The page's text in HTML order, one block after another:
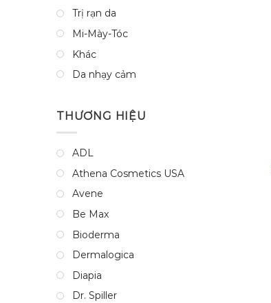
Trị rạn da
Mi-Mày-Tóc
Khác
Da nhạy cảm
THƯƠNG HIỆU
ADL
Athena Cosmetics USA
Avene
Be Max
Bioderma
Dermalogica
Diapia
Dr. Spiller